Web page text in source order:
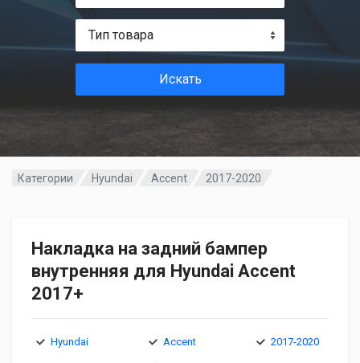
Тип товара
Искать
Категории Hyundai Accent 2017-2020
Накладка на задний бампер
внутренняя для Hyundai Accent
2017+
Hyundai Accent 2017-2020